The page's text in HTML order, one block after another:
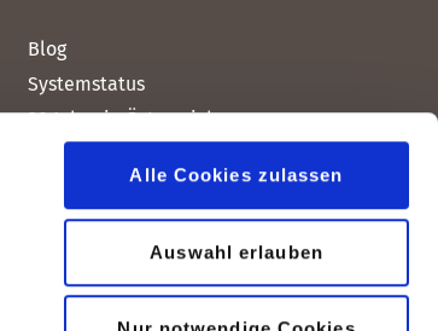
Alle Cookies zulassen
Auswahl erlauben
Blog
Systemstatus
20 Jahre in Österreich